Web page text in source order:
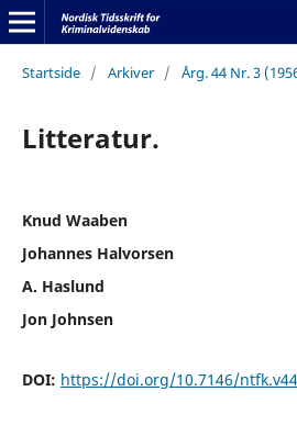
Startside / Arkiver / Årg. 44 Nr. 3
Litteratur.
Knud Waaben
Johannes Halvorsen
A. Haslund
Jon Johnsen
DOI: https://doi.org/10.7146/